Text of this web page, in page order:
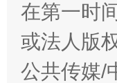
在第一时
或法人版
公共传媒/